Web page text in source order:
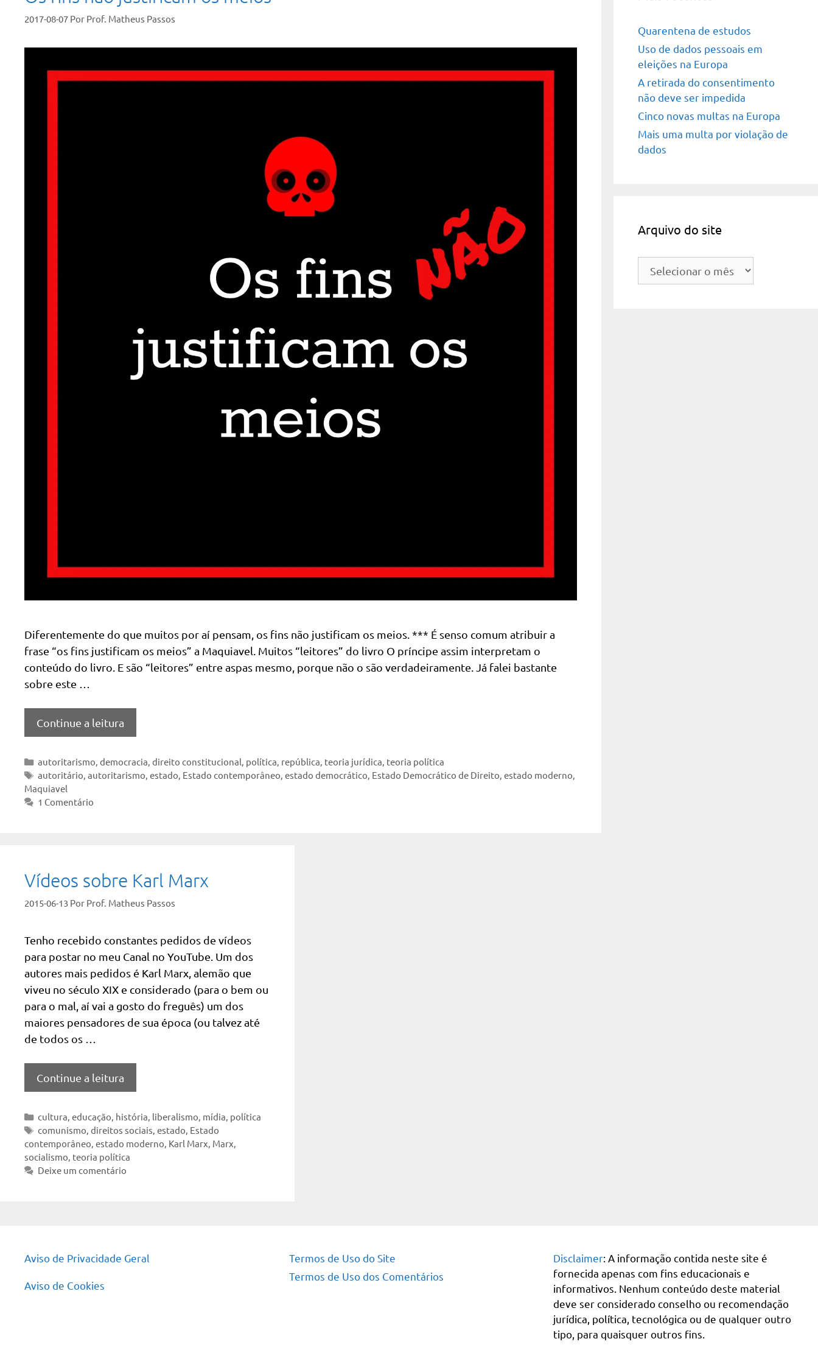
2017-08-07 Por Prof. Matheus Passos
Diferentemente do que muitos por aí pensam, os fins não justificam os meios. *** É senso comum atribuir a
frase “os fins justificam os meios” a Maquiavel. Muitos “leitores” do livro O príncipe assim interpretam o
conteúdo do livro. E são “leitores” entre aspas mesmo, porque não o são verdadeiramente. Já falei bastante
sobre este …
Continue a leitura
Categorias
autoritarismo,democracia,direito constitucional, política, república, teoria jurídica, teoria política
Tags
autoritário,autoritarismo,estado, Estado contemporâneo,estado democrático, Estado Democrático de Direito,estado moderno,
Maquiavel
1 Comentário
Vídeos sobre Karl Marx
2015-06-13 Por Prof. Matheus Passos
Tenho recebido constantes pedidos de vídeos
para postar no meu Canal no YouTube. Um dos
autores mais pedidos é Karl Marx, alemão que
viveu no século XIX e considerado (para o bem ou
para o mal, aí vai a gosto do freguês) um dos
maiores pensadores de sua época (ou talvez até
de todos os …
Continue a leitura
Categorias
cultura,educação, história, liberalismo, mídia, política
Tags
comunismo,direitos sociais,estado, Estado
contemporâneo, estado moderno, Karl Marx, Marx,
socialismo, teoria política
Deixe um comentário
Quarentena de estudos
Uso de dados pessoais em
eleições na Europa
A retirada do consentimento
não deve ser impedida
Cinco novas multas na Europa
Mais uma multa por violação de
dados
Arquivo do site
Arquivo
Aviso de Privacidade Geral
Aviso de Cookies
Termos de Uso do Site
Termos de Uso dos Comentários
Disclaimer: A informação contida neste site é
fornecida apenas com fins educacionais e
informativos. Nenhum conteúdo deste material
deve ser considerado conselho ou recomendação
jurídica, política, tecnológica ou de qualquer outro
tipo, para quaisquer outros fins.